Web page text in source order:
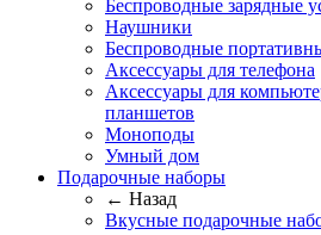
Беспроводные зарядные
Наушники
Беспроводные
Аксессуары для телефона
Аксессуары для
планшетов
Моноподы
Умный дом
Подарочные наборы
← Назад
Вкусные подарочные